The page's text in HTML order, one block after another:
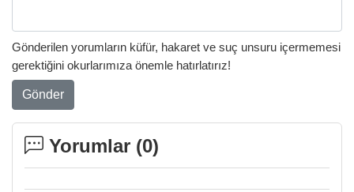
Gönderilen yorumların küfür, hakaret ve suç unsuru içermemesi
gerektiğini okurlarımıza önemle hatırlatırız!
Gönder
Yorumlar (0)